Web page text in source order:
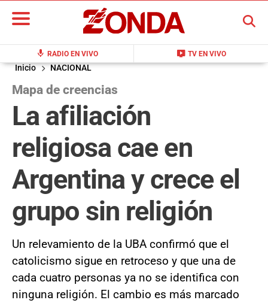
mic RADIO EN VIVO live_tv TV EN VIVO
BUSCAR
Inicio NACIONAL
Mapa de creencias
La afiliación
religiosa cae en
Argentina y crece el
grupo sin religión
Un relevamiento de la UBA confirmó que el
catolicismo sigue en retroceso y que una de
cada cuatro personas ya no se identifica con
ninguna religión. El cambio es más marcado